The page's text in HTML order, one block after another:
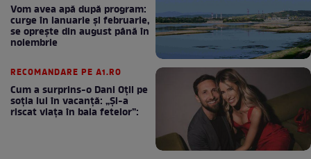
Vom avea apă după program:
curge în ianuarie și februarie,
se oprește din august până în
noiembrie
RECOMANDARE PE A1.RO
Cum a surprins-o Dani Oțil pe
soția lui în vacanță: „Și-a
riscat viața în baia fetelor”: